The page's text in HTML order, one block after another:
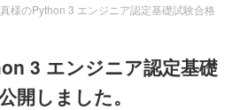
様のPython 3 エンジニア認定基礎試験合格
3 エンジニア認定基礎
開しました。